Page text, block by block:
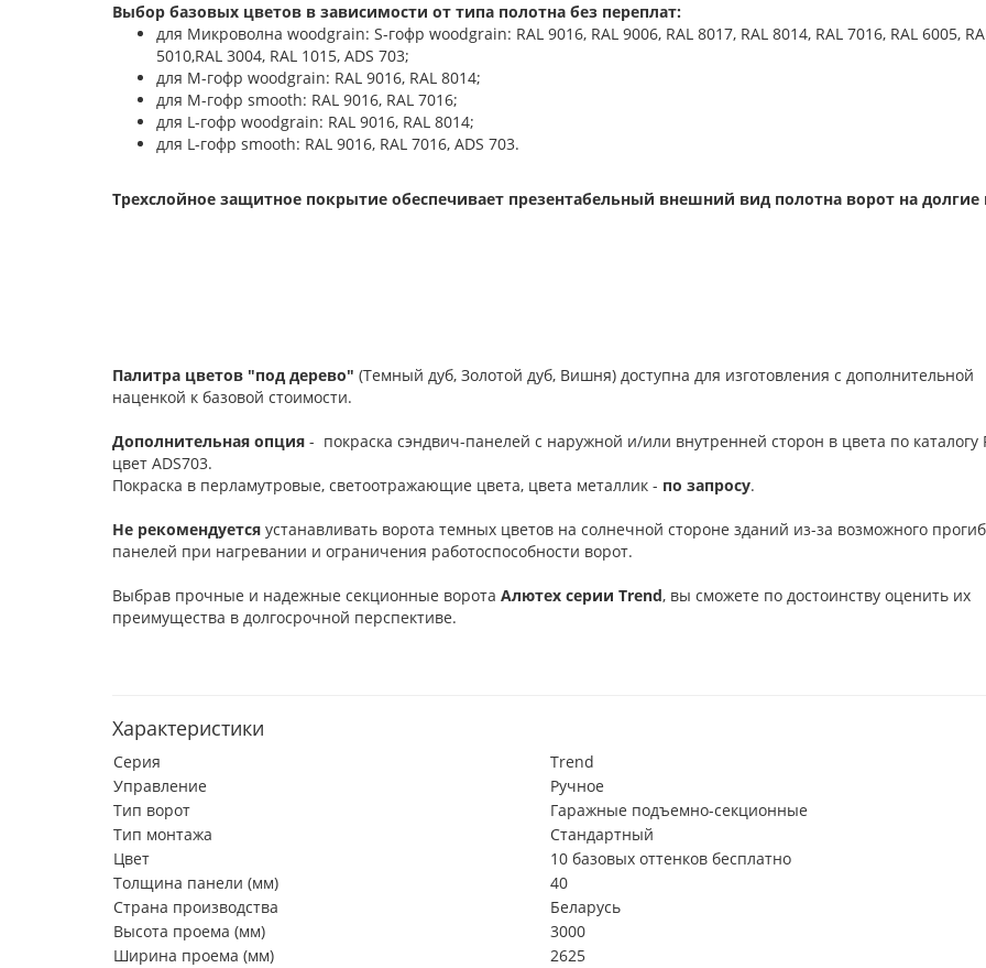
Выбор базовых цветов в зависимости от типа полотна без переплат:
для Микроволна woodgrain: S-гофр woodgrain: RAL 9016, RAL 9006, RAL 8017, RAL 8014, RAL 7016, RAL 6005,
5010,RAL 3004, RAL 1015, ADS 703;
для М-гофр woodgrain: RAL 9016, RAL 8014;
для М-гофр smooth: RAL 9016, RAL 7016;
для L-гофр woodgrain: RAL 9016, RAL 8014;
для L-гофр smooth: RAL 9016, RAL 7016, ADS 703.
Трехслойное защитное покрытие обеспечивает презентабельный внешний вид полотна ворот на долгие
Палитра цветов "под дерево" (Темный дуб, Золотой дуб, Вишня) доступна для изготовления с дополнительной
наценкой к базовой стоимости.
Дополнительная опция - покраска сэндвич-панелей с наружной и/или внутренней сторон в цвета по каталогу
цвет ADS703.
Покраска в перламутровые, светоотражающие цвета, цвета металлик - по запросу.
Не рекомендуется устанавливать ворота темных цветов на солнечной стороне зданий из-за возможного
панелей при нагревании и ограничения работоспособности ворот.
Выбрав прочные и надежные секционные ворота Алютех серии Trend, вы сможете по достоинству оценить их
преимущества в долгосрочной перспективе.
Характеристики
Серия
Trend
Управление
Ручное
Тип ворот
Гаражные подъемно-секционные
Тип монтажа
Стандартный
Цвет
10 базовых оттенков бесплатно
Толщина панели (мм)
40
Страна производства
Беларусь
Высота проема (мм)
3000
Ширина проема (мм)
2625